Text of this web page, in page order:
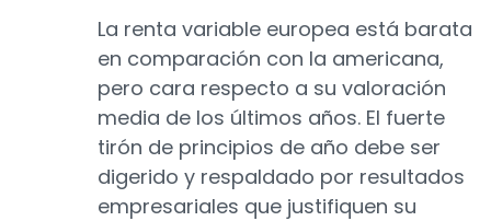
La renta variable europea está barata
en comparación con la americana,
pero cara respecto a su valoración
media de los últimos años. El fuerte
tirón de principios de año debe ser
digerido y respaldado por resultados
empresariales que justifiquen su